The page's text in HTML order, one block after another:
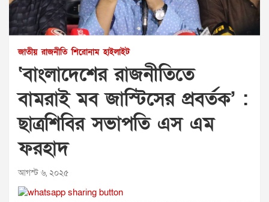
জাতীয় রাজনীতি শিরোনাম হাইলাইট
‘বাংলাদেশের রাজনীতিতে
বামরাই মব জাস্টিসের প্রবর্তক’ :
ছাত্রশিবির সভাপতি এস এম
ফরহাদ
আগস্ট ৬, ২০২৫